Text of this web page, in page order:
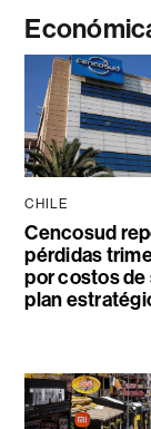
CHILE
Cencosud
pérdidas
por costos de
plan